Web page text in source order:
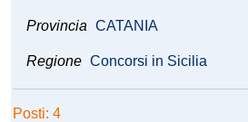
Provincia CATANIA
Regione Concorsi in Sicilia
Posti: 4